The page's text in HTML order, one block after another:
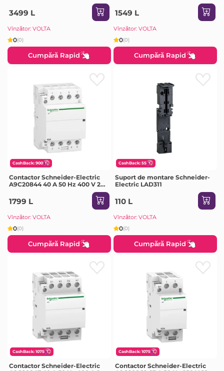
3499 L
Vînzător: VOLTA
0(0)
Cumpără Rapid
1549 L
Vînzător: VOLTA
0(0)
Cumpără Rapid
CashBack: 900
Contactor Schneider-Electric
A9C20844 40 A 50 Hz 400 V 220
1799 L
Vînzător: VOLTA
0(0)
Cumpără Rapid
CashBack: 55
Suport de montare Schneider-
Electric LAD311
110 L
Vînzător: VOLTA
0(0)
Cumpără Rapid
CashBack: 1075
Contactor Schneider-Electric
CashBack: 1075
Contactor Schneider-Electric